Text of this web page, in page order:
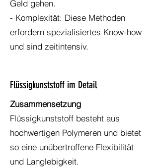
Geld gehen.
- Komplexität: Diese Methoden
erfordern spezialisiertes Know-how
und sind zeitintensiv.
Flüssigkunststoff im Detail
Zusammensetzung
Flüssigkunststoff besteht aus
hochwertigen Polymeren und bietet
so eine unübertroffene Flexibilität
und Langlebigkeit.